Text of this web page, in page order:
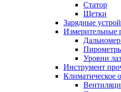
Статор
Щетки
Зарядные
Измерительные
Уровни
Инструмент
Климатическое